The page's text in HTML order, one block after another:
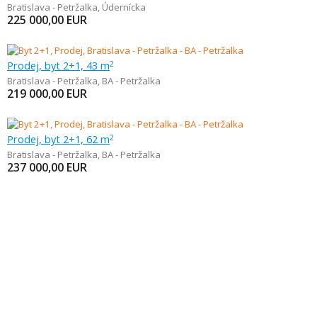
Bratislava - Petržalka, Údernícka
225 000,00 EUR
Prodej, byt 2+1, 43 m2
Bratislava - Petržalka, BA - Petržalka
219 000,00 EUR
Prodej, byt 2+1, 62 m2
Bratislava - Petržalka, BA - Petržalka
237 000,00 EUR